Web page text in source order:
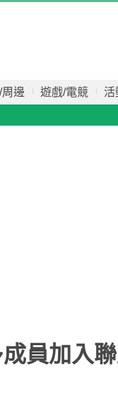
邊 遊戲/電競 活
員加入